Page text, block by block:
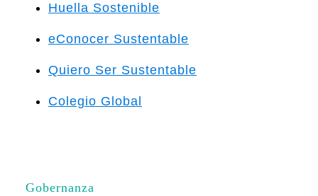
Huella Sostenible
eConocer Sustentable
Quiero Ser Sustentable
Colegio Global
Gobernanza